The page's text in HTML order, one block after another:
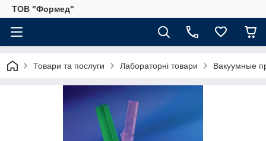
ТОВ "Формед"
Товари та послуги Лабораторні товари Вакуумные